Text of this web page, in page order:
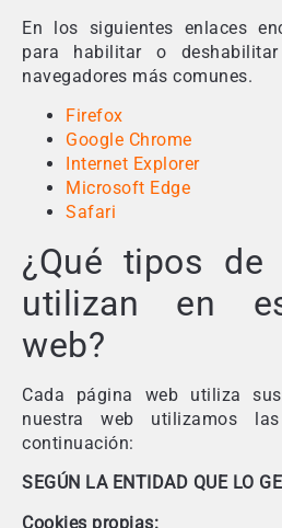
En los siguientes enlaces
para habilitar o
navegadores más comunes.
Firefox
Google Chrome
Internet Explorer
Microsoft Edge
Safari
¿Qué tipos de
utilizan en
web?
Cada página web utiliza
nuestra web utilizamos
continuación:
SEGÚN LA ENTIDAD QUE LO
Cookies propias: